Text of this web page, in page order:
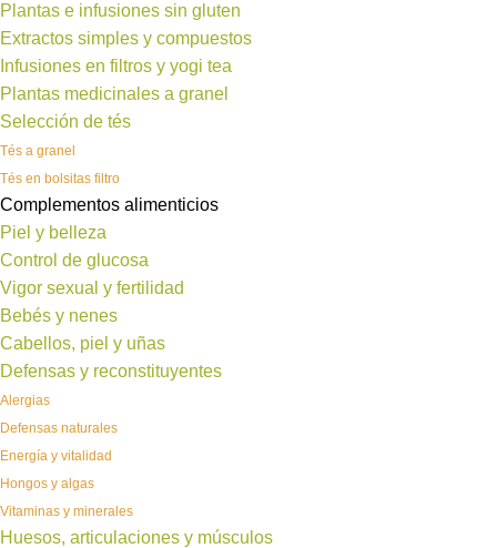
Plantas e infusiones sin gluten
Extractos simples y compuestos
Infusiones en filtros y yogi tea
Plantas medicinales a granel
Selección de tés
Tés a granel
Tés en bolsitas filtro
Complementos alimenticios
Piel y belleza
Control de glucosa
Vigor sexual y fertilidad
Bebés y nenes
Cabellos, piel y uñas
Defensas y reconstituyentes
Alergias
Defensas naturales
Energía y vitalidad
Hongos y algas
Vitaminas y minerales
Huesos, articulaciones y músculos